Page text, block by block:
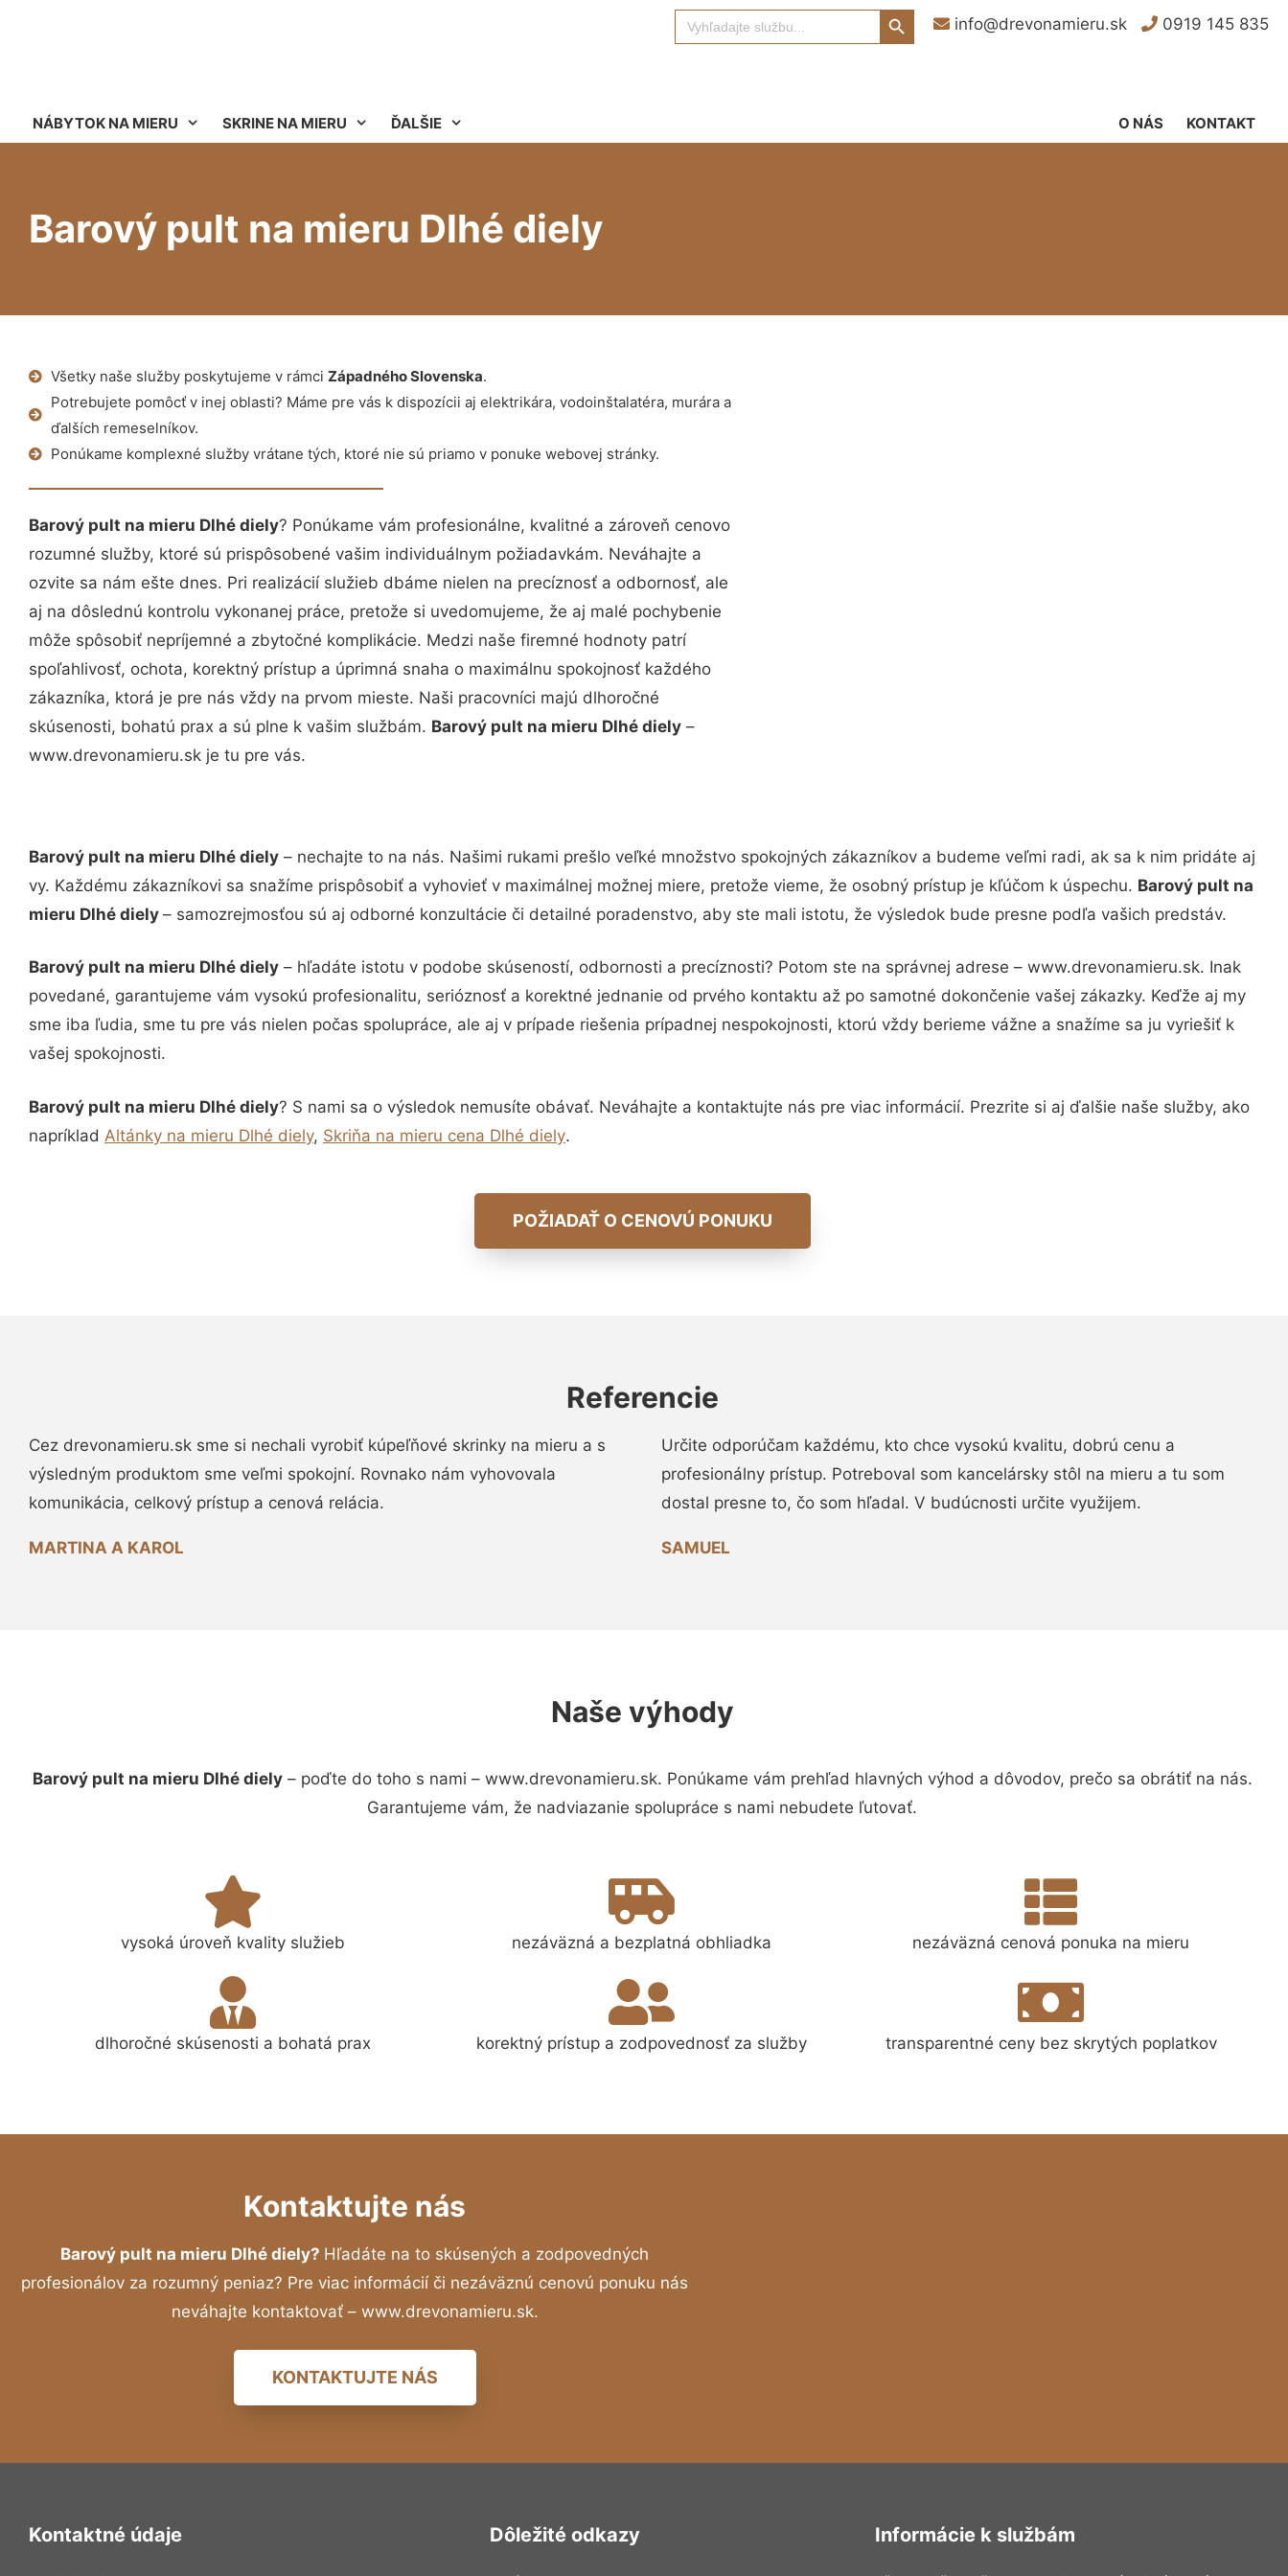
info@drevonamieru.sk 0919 145 835
Search
for:
Search Button
NÁBYTOK NA MIERU SKRINE NA MIERU ĎALŠIE KONTAKT
O NÁS
Barový pult na mieru Dlhé diely
Všetky naše služby poskytujeme v rámci Západného Slovenska.
Potrebujete pomôcť v inej oblasti? Máme pre vás k dispozícii aj elektrikára, vodoinštalatéra, murára a
ďalších remeselníkov.
Ponúkame komplexné služby vrátane tých, ktoré nie sú priamo v ponuke webovej stránky.
Barový pult na mieru Dlhé diely? Ponúkame vám profesionálne, kvalitné a zároveň cenovo
rozumné služby, ktoré sú prispôsobené vašim individuálnym požiadavkám. Neváhajte a
ozvite sa nám ešte dnes. Pri realizácií služieb dbáme nielen na precíznosť a odbornosť, ale
aj na dôslednú kontrolu vykonanej práce, pretože si uvedomujeme, že aj malé pochybenie
môže spôsobiť nepríjemné a zbytočné komplikácie. Medzi naše firemné hodnoty patrí
spoľahlivosť, ochota, korektný prístup a úprimná snaha o maximálnu spokojnosť každého
zákazníka, ktorá je pre nás vždy na prvom mieste. Naši pracovníci majú dlhoročné
skúsenosti, bohatú prax a sú plne k vašim službám. Barový pult na mieru Dlhé diely –
www.drevonamieru.sk je tu pre vás.
Barový pult na mieru Dlhé diely – nechajte to na nás. Našimi rukami prešlo veľké množstvo spokojných zákazníkov a budeme veľmi radi, ak sa k nim pridáte aj
vy. Každému zákazníkovi sa snažíme prispôsobiť a vyhovieť v maximálnej možnej miere, pretože vieme, že osobný prístup je kľúčom k úspechu. Barový pult na
mieru Dlhé diely – samozrejmosťou sú aj odborné konzultácie či detailné poradenstvo, aby ste mali istotu, že výsledok bude presne podľa vašich predstáv.
Barový pult na mieru Dlhé diely – hľadáte istotu v podobe skúseností, odbornosti a precíznosti? Potom ste na správnej adrese – www.drevonamieru.sk. Inak
povedané, garantujeme vám vysokú profesionalitu, serióznosť a korektné jednanie od prvého kontaktu až po samotné dokončenie vašej zákazky. Keďže aj my
sme iba ľudia, sme tu pre vás nielen počas spolupráce, ale aj v prípade riešenia prípadnej nespokojnosti, ktorú vždy berieme vážne a snažíme sa ju vyriešiť k
vašej spokojnosti.
Barový pult na mieru Dlhé diely? S nami sa o výsledok nemusíte obávať. Neváhajte a kontaktujte nás pre viac informácií. Prezrite si aj ďalšie naše služby, ako
napríklad Altánky na mieru Dlhé diely, Skriňa na mieru cena Dlhé diely.
POŽIADAŤ O CENOVÚ PONUKU
Referencie
Cez drevonamieru.sk sme si nechali vyrobiť kúpeľňové skrinky na mieru a s
výsledným produktom sme veľmi spokojní. Rovnako nám vyhovovala
komunikácia, celkový prístup a cenová relácia.
MARTINA A KAROL
Určite odporúčam každému, kto chce vysokú kvalitu, dobrú cenu a
profesionálny prístup. Potreboval som kancelársky stôl na mieru a tu som
dostal presne to, čo som hľadal. V budúcnosti určite využijem.
SAMUEL
Naše výhody
Barový pult na mieru Dlhé diely– poďte do toho s nami – www.drevonamieru.sk. Ponúkame vám prehľad hlavných výhod a dôvodov, prečo sa obrátiť na nás.
Garantujeme vám, že nadviazanie spolupráce s nami nebudete ľutovať.
vysoká úroveň kvality služieb nezáväzná a bezplatná obhliadka nezáväzná cenová ponuka na mieru
dlhoročné skúsenosti a bohatá prax korektný prístup a zodpovednosť za služby transparentné ceny bez skrytých poplatkov
Kontaktujte nás
Barový pult na mieru Dlhé diely? Hľadáte na to skúsených a zodpovedných
profesionálov za rozumný peniaz? Pre viac informácií či nezáväznú cenovú ponuku nás
neváhajte kontaktovať – www.drevonamieru.sk.
KONTAKTUJTE NÁS
Kontaktné údaje Dôležité odkazy Informácie k službám